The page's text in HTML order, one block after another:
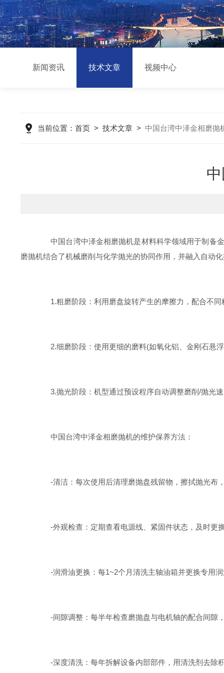
新闻资讯 技术文章 视频中心
当前位置： 首页> 技术文章> 中国台湾中泽金相磨抛
中国台湾中泽金相磨抛机是材料科学领域用于制备金
磨抛机结合了机械磨削与化学抛光的协同作用，并融入自动
1.粗磨阶段：利用磨盘旋转产生的摩擦力，配合不同
2.细磨阶段：使用更细的磨料(如氧化铝、金刚石悬浮
3.抛光阶段：机型通过预设程序自动调整磨削/抛光速
中国台湾中泽金相磨抛机的维护保养方法：
-清洁：每次使用后清理磨抛盘残留物，擦拭抛光布
-外观检查：定期查看电源线、紧固件状态，及时更
-润滑油更换：每1~2个月清洗主轴油箱并更换专用润
-间隙调整：每半年检查磨抛盘与电机轴的配合间隙
-深度清洗：每年拆解设备内部部件，用清洗剂去除